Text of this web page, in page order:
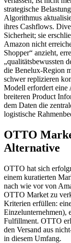
strategische
Algorithmus
ihres Cashflows.
Sicherheit; sie
Amazon nicht
Shopper“ anzieht,
„qualitätsbewussten
die Benelux-Region
schwer replizieren
Modell erfordert eine
breiteren Product
dem Daten die
logistische
OTTO
Alternative
OTTO hat sich
einem kuratierten
nach wie vor von
OTTO Market zu
Kriterien erfüllen:
Einzelunternehmen),
Fulfillment. OTTO
den Versand aus
in diesem Umfang.